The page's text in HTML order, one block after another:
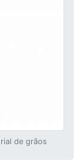
de grãos